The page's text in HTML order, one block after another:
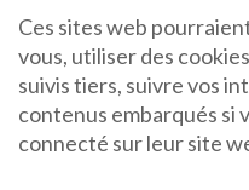
Ces sites web
vous, utiliser des
suivis tiers, suivre vos
contenus embarqués si
connecté sur leur site